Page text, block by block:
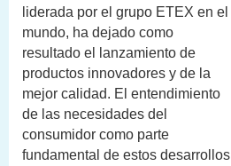
liderada por el grupo ETEX en el
mundo, ha dejado como
resultado el lanzamiento de
productos innovadores y de la
mejor calidad. El entendimiento
de las necesidades del
consumidor como parte
fundamental de estos desarrollos